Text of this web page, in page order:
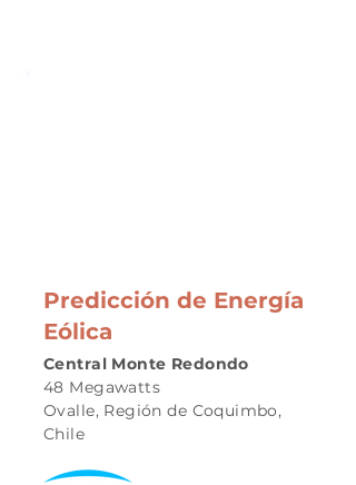
Predicción de Energía
Eólica
Central Monte Redondo
48 Megawatts
Ovalle, Región de Coquimbo,
Chile